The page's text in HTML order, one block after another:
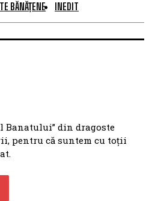
BĂNĂȚENE INEDIT
Banatului” din dragoste
pentru că suntem cu toții